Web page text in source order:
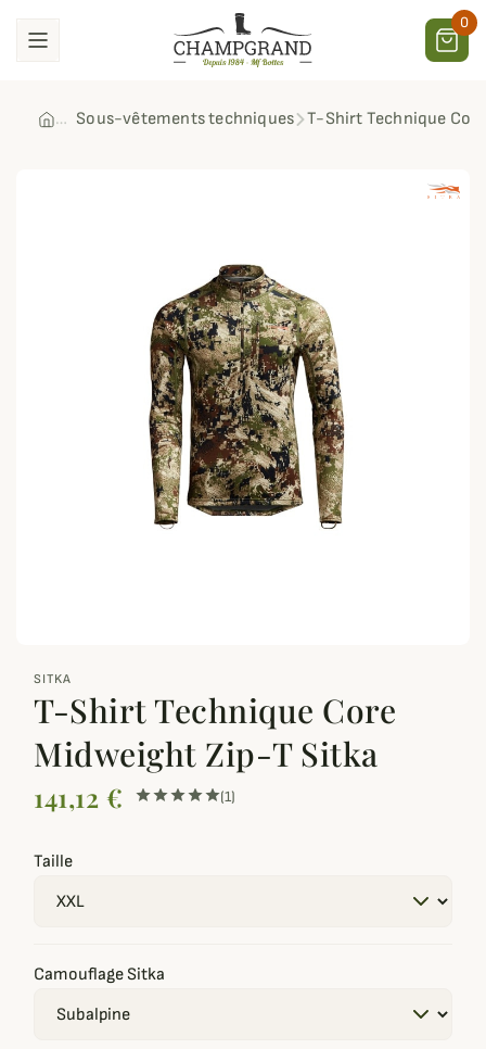
0
Sous-vêtements techniques T-Shirt Technique
SITKA
T-Shirt Technique Core
Midweight Zip-T Sitka
141,12 € (1)
Taille
Camouflage Sitka